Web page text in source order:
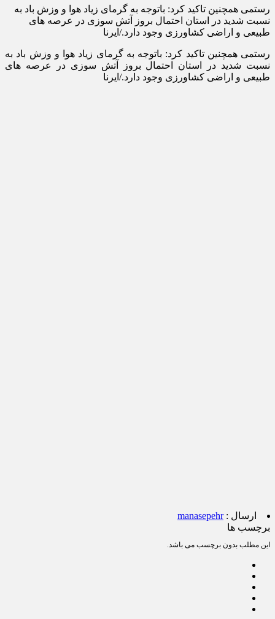
رستمی همچنین تاکید کرد: باتوجه به گرمای زیاد هوا و وزش باد به
نسبت شدید در استان احتمال بروز آتش سوزی در عرصه های
طبیعی و اراضی کشاورزی وجود دارد./ایرنا
رستمی همچنین تاکید کرد: باتوجه به گرمای زیاد هوا و وزش باد به
نسبت شدید در استان احتمال بروز آتش سوزی در عرصه های
طبیعی و اراضی کشاورزی وجود دارد./ایرنا
ارسال :manasepehr
برچسب ها
این مطلب بدون برچسب می باشد.